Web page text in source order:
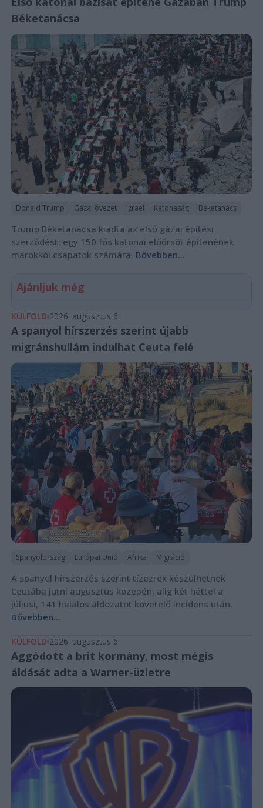
Béketanácsa
Donald Trump Gázai övezet Izrael Katonaság Béketanács
Trump Béketanácsa kiadta az első gázai építési
szerződést: egy 150 fős katonai előőrsöt építenének
marokkói csapatok számára. Bővebben...
Ajánljuk még
KÜLFÖLD 2026. augusztus 6.
A spanyol hírszerzés szerint újabb
migránshullám indulhat Ceuta felé
Spanyolország Európai Unió Afrika Migráció
A spanyol hírszerzés szerint tízezrek készülhetnek
Ceutába jutni augusztus közepén, alig két héttel a
júliusi, 141 halálos áldozatot követelő incidens után.
Bővebben...
KÜLFÖLD 2026. augusztus 6.
Aggódott a brit kormány, most mégis
áldását adta a Warner-üzletre